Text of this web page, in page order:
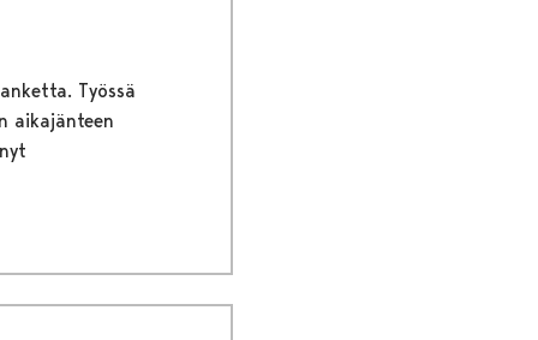
Työssä
aikajänteen